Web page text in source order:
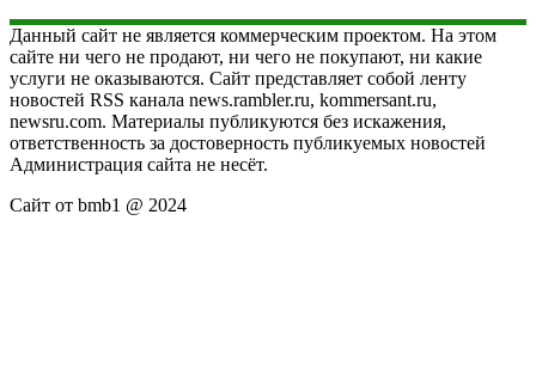
Данный сайт не является коммерческим проектом. На этом
сайте ни чего не продают, ни чего не покупают, ни какие
услуги не оказываются. Сайт представляет собой ленту
новостей RSS канала news.rambler.ru, kommersant.ru,
newsru.com. Материалы публикуются без искажения,
ответственность за достоверность публикуемых новостей
Администрация сайта не несёт.
Сайт от bmb1 @ 2024